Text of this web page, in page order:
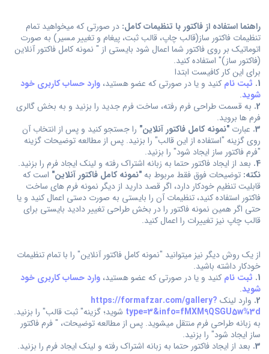
راهنما استفاده از فاکتور با تنظیمات کامل: در صورتی که میخواهید تمام
تنظیمات فاکتور ساز(قالب چاپ، قالب ثبت، پیغام و تغییر مسیر) به صورت
اتوماتیک بر روی فاکتور شما اعمال شود بایستی از " نمونه کامل فاکتور آنلاین
(فاکتور ساز)" استفاده کنید.
برای این کار کافیست ابتدا
1. ثبت نام کنید و یا در صورتی که عضو هستید، وارد حساب کاربری خود
شوید.
2. به قسمت طراحی فرم رفته، ساخت فرم جدید را بزنید و به بخش گالری
فرم ها بروید.
3. عبارت "نمونه کامل فاکتور آنلاین" را جستجو کنید و پس از انتخاب آن
روی گزینه "استفاده از این قالب" را بزنید. پس از مطالعه توضیحات گزینه
"فرم فاکتور ساز ایجاد شود" را بزنید.
4. بعد از ایجاد فاکتور حتما به زبانه اشتراک رفته و لینک ایجاد فرم را بزنید.
نکته: توضیحات فوق فقط مربوط به"نمونه کامل فاکتور آنلاین" است که
قابلیت تنظیم خودکار دارد، اگر قصد دارید از دیگر نمونه فرم های ساخت
فاکتور استفاده کنید، تنظیمات آن را بایستی به صورت دستی اعمال کنید و یا
حتی اگر همین نمونه فاکتور را در بخش طراحی تغییر دادید بایستی برای
قالب چاپ نیز تغییرات را اعمال کنید.
از یک روش دیگر نیز میتوانید "نمونه کامل فاکتور آنلاین" را با تمام تنظیمات
خودکار داشته باشید.
1. ثبت نام کنید و یا در صورتی که عضو هستید، وارد حساب کاربری خود
شوید.
2. وارد لینک https://formafzar.com/gallery?
type=3&info=fMXM9QSGU5w%3d شوید؛ گزینه" ثبت قالب" را بزنید.
به زبانه طراحی فرم منتقل میشوید. پس از مطالعه توضیحات، " فرم فاکتور
ساز ایجاد شود" را بزنید.
3. بعد از ایجاد فاکتور حتما به زبانه اشتراک رفته و لینک ایجاد فرم را بزنید.